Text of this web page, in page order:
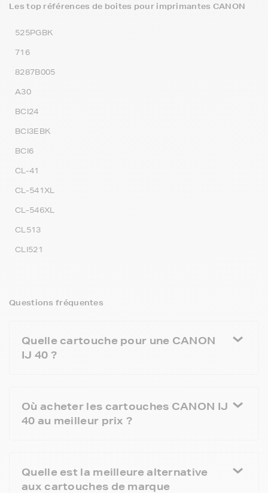
Les top références de boites pour imprimantes CANON
525PGBK
716
8287B005
A30
BCI24
BCI3EBK
BCI6
CL-41
CL-541XL
CL-546XL
CL513
CLI521
Questions fréquentes
Quelle cartouche pour une CANON
IJ 40 ?
Où acheter les cartouches CANON IJ
40 au meilleur prix ?
Quelle est la meilleure alternative
aux cartouches de marque